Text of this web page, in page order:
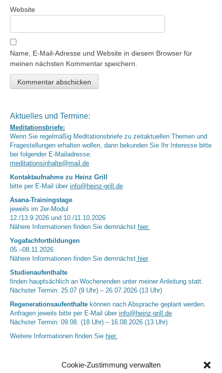
Cookie-Zustimmung verwalten
Website
Name, E-Mail-Adresse und Website in diesem Browser für
meinen nächsten Kommentar speichern.
Aktuelles und Termine:
Meditationsbriefe:
Wenn Sie regelmäßig Meditationsbriefe zu zeitaktuellen Themen und
Fragestellungen erhalten wollen, dann bekunden Sie Ihr Interesse bitte
bei folgender E-Mailadresse:
meditationsinhalte@mail.de
Kontaktaufnahme zu Heinz Grill
bitte per E-Mail über info@heinz-grill.de
Asana-Trainingstage
jeweils im 2er-Modul
12./13.9.2026 und 10./11.10.2026
Nähere Informationen finden Sie demnächst hier.
Yogafachfortbildungen
05.–08.11.2026
Nähere Informationen finden Sie demnächst hier
Studienaufenthalte
finden hauptsächlich an Wochenenden unter meiner Anleitung statt.
Nächster Termin: 25.07 (9 Uhr) – 26.07.2026 (13 Uhr)
Regenerationsaufenthalte können nach Absprache geplant werden.
Anfragen jeweils bitte per E-Mail über info@heinz-grill.de
Nächster Termin: 09.08. (18 Uhr) – 16.08.2026 (13 Uhr)
Weitere Informationen finden Sie hier.